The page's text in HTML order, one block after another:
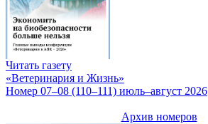
Читать газету
«Ветеринария и Жизнь»
Номер 07–08 (110–111) июль–август 2026
Архив номеров